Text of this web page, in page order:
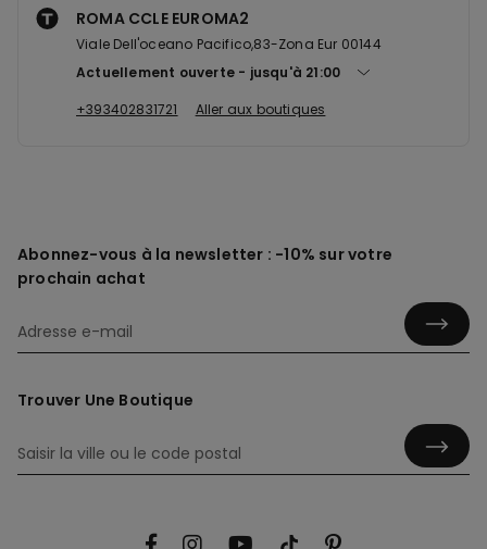
ROMA CCLE EUROMA2
Viale Dell'oceano Pacifico,83-Zona Eur 00144
Actuellement ouverte
jusqu'à 21:00
+393402831721
Aller aux boutiques
Abonnez-vous à la newsletter : -10% sur votre
prochain achat
Trouver Une Boutique